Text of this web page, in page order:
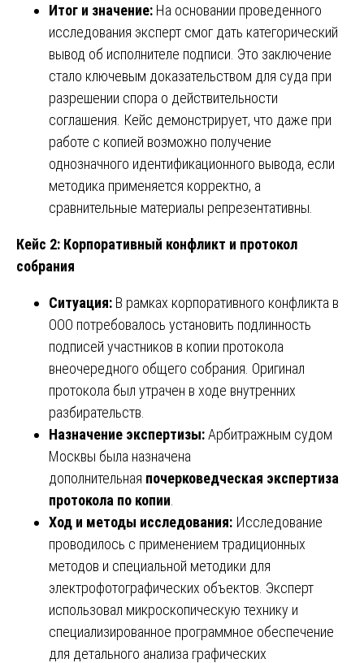
Итог и значение: На основании проведенного
исследования эксперт смог дать категорический
вывод об исполнителе подписи. Это заключение
стало ключевым доказательством для суда при
разрешении спора о действительности
соглашения. Кейс демонстрирует, что даже при
работе с копией возможно получение
однозначного идентификационного вывода, если
методика применяется корректно, а
сравнительные материалы репрезентативны.
Кейс 2: Корпоративный конфликт и протокол
собрания
Ситуация: В рамках корпоративного конфликта в
ООО потребовалось установить подлинность
подписей участников в копии протокола
внеочередного общего собрания. Оригинал
протокола был утрачен в ходе внутренних
разбирательств.
Назначение экспертизы:Арбитражным судом
Москвы была назначена
дополнительная почерковедческая экспертиза
протокола по копии
Ход и методы исследования: Исследование
проводилось с применением традиционных
методов и специальной методики для
электрофотографических объектов. Эксперт
использовал микроскопическую технику и
специализированное программное обеспечение
для детального анализа графических